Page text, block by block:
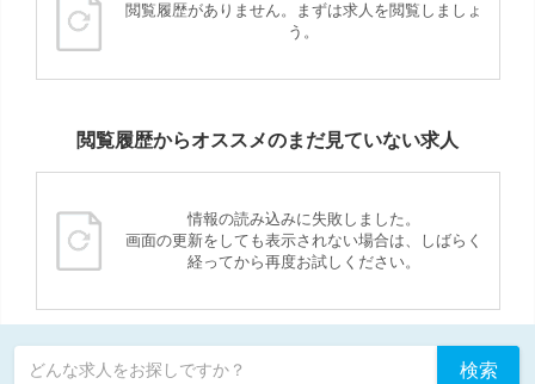
閲覧履歴がありません。まずは求人を閲覧しましょ
う。
閲覧履歴からオススメのまだ見ていない求人
情報の読み込みに失敗しました。
画面の更新をしても表示されない場合は、しばらく
経ってから再度お試しください。
どんな求人をお探しですか？ 検索